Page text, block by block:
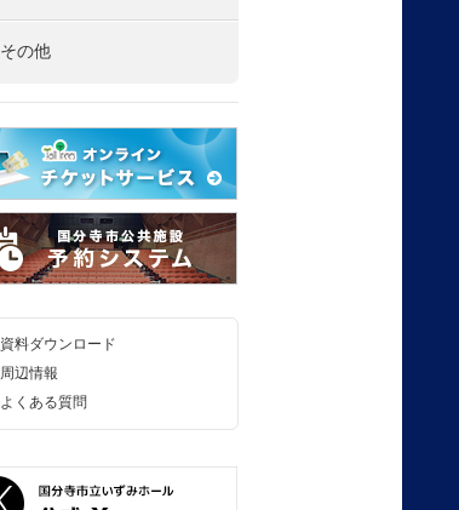
その他
資料ダウンロード
周辺情報
よくある質問